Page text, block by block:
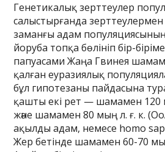
Генетикалық зерттеулер
салыстырғанда зерттеулермен
заманғы адам
йоруба топқа бөлініп бір-
папуасами Жаңа Гвинея
қалған еуразиялық
бұл гипотезаны пайдасына
қашты екі рет — шамамен 120
және шамамен 80 мың л. ғ. к.
ақылды адам, немесе homo
Жер бетінде шамамен 60-70